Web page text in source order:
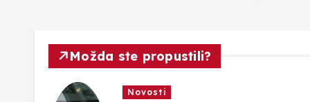
Možda ste propustili?
Novosti